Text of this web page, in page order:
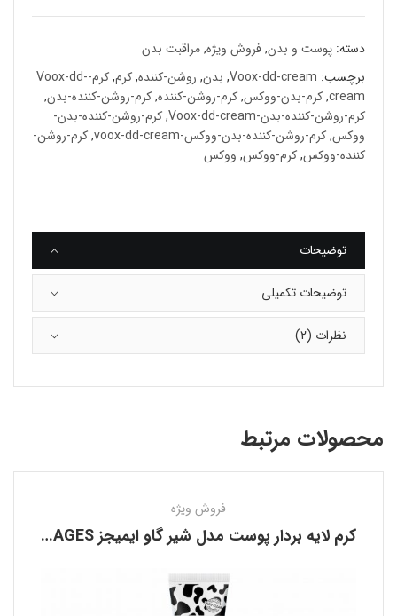
دسته: پوست و بدن,فروش ویژه,مراقبت بدن
برچسب: Voox-dd-cream
, بدن, روشن-کننده,کرم,
کرم-Voox-dd-
cream
,کرم-بدن-ووکس,کرم-روشن-کننده,کرم-روشن-کننده-بدن,
کرم-روشن-کننده-بدن-Voox-dd-cream
,کرم-روشن-کننده-بدن-
ووکس,کرم-روشن-کننده-بدن-ووکس-voox-dd-cream ,کرم-روشن-
کننده-ووکس,کرم-ووکس, ووکس
توضیحات
توضیحات تکمیلی
نظرات (2)
محصولات مرتبط
فروش ویژه
کرم لایه بردار پوست مدل شیر گاو ایمیجز IMAGES